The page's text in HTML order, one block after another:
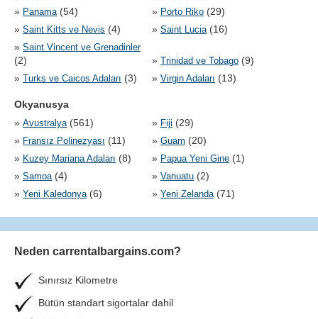
» Panama (54) » Porto Riko (29)
» Saint Kitts ve Nevis (4) » Saint Lucia (16)
» Saint Vincent ve Grenadinler
(2) » Trinidad ve Tobago (9)
» Turks ve Caicos Adaları (3) » Virgin Adaları (13)
Okyanusya
» Avustralya (561) » Fiji (29)
» Fransız Polinezyası (11) » Guam (20)
» Kuzey Mariana Adaları (8) » Papua Yeni Gine (1)
» Samoa (4) » Vanuatu (2)
» Yeni Kaledonya (6) » Yeni Zelanda (71)
Neden carrentalbargains.com?
Sınırsız Kilometre
Bütün standart sigortalar dahil